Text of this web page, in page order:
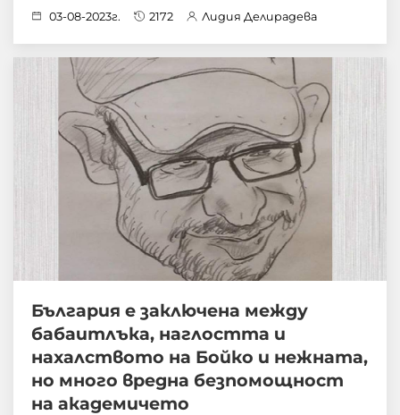
03-08-2023г. 2172 Лидия Делирадева
България е заключена между
бабаитлъка, наглостта и
нахалството на Бойко и нежната,
но много вредна безпомощност
на академичето